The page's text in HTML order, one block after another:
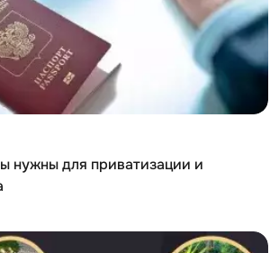
нужны для приватизации и